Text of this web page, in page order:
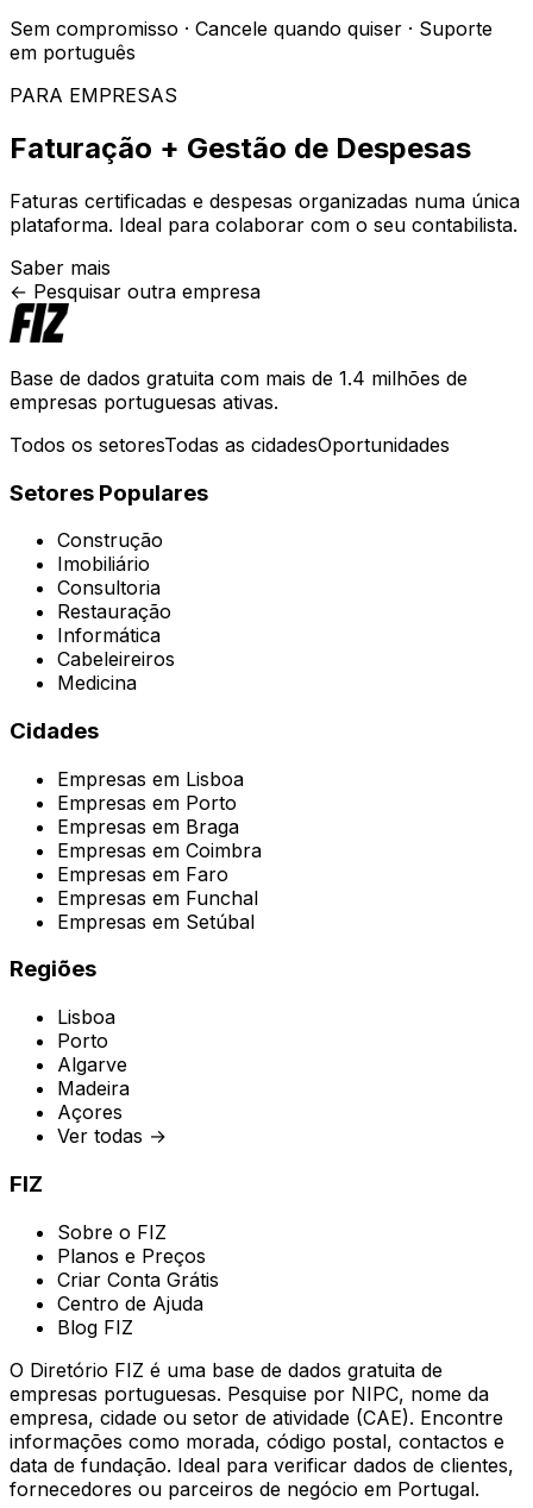
Sem compromisso · Cancele quando quiser · Suporte
em português
PARA EMPRESAS
Faturação + Gestão de Despesas
Faturas certificadas e despesas organizadas numa única
plataforma. Ideal para colaborar com o seu contabilista.
Saber mais
← Pesquisar outra empresa
Base de dados gratuita com mais de 1.4 milhões de
empresas portuguesas ativas.
Todos os setoresTodas as cidadesOportunidades
Setores Populares
Construção
Imobiliário
Consultoria
Restauração
Informática
Cabeleireiros
Medicina
Cidades
Empresas em Lisboa
Empresas em Porto
Empresas em Braga
Empresas em Coimbra
Empresas em Faro
Empresas em Funchal
Empresas em Setúbal
Regiões
Lisboa
Porto
Algarve
Madeira
Açores
Ver todas →
FIZ
Sobre o FIZ
Planos e Preços
Criar Conta Grátis
Centro de Ajuda
Blog FIZ
O Diretório FIZ é uma base de dados gratuita de
empresas portuguesas. Pesquise por NIPC, nome da
empresa, cidade ou setor de atividade (CAE). Encontre
informações como morada, código postal, contactos e
data de fundação. Ideal para verificar dados de clientes,
fornecedores ou parceiros de negócio em Portugal.